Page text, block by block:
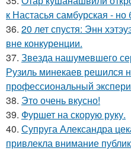
к Настасья самбурская - но
36. 20 лет спустя: Энн
вне конкуренции.
37. Звезда нашумевшего
Рузиль минекаев решился
профессиональный
38. Это очень вкусно!
39. Фуршет на скорую руку.
40. Супруга Александра
привлекла внимание